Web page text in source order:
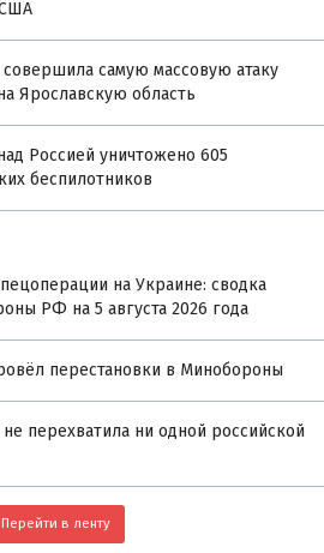
совершила самую массовую атаку
Ярославскую область
Россией уничтожено 605
беспилотников
на Украине: сводка
РФ на 5 августа 2026 года
перестановки в Минобороны
перехватила ни одной российской
Перейти в ленту